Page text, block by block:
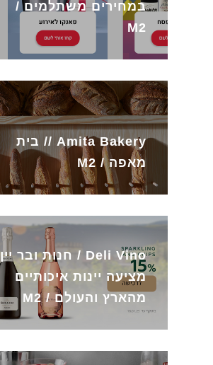
במחירים משתלמים /
M2
Amita Bakery // בית
מאפה / M2
Deli Vino / חנות ובר יין
מציעה יינות איכותיים
מהארץ והעולם / M2